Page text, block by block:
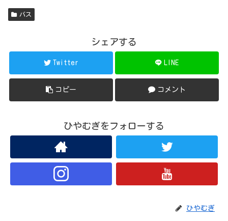
バス
シェアする
Twitter LINE
コピー コメント
ひやむぎをフォローする
ひやむぎ